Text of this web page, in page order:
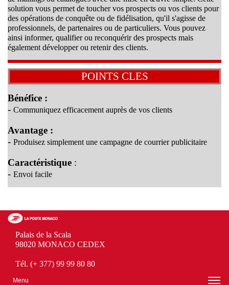
solution vous permet de toucher vos prospects ou vos clients pour
des opérations de conquête ou de fidélisation, qu'il s'agisse de
professionnels, de partenaires ou de particuliers. Vous pouvez
ainsi informer, qualifier ou reconquérir des prospects mais
également développer ou retenir des clients.
POINTS CLES
Bénéfice :
- Communiquez efficacement auprès de vos clients
Avantage :
- Produisez simplement une campagne de courrier publicitaire
Caractéristique :
- Envoi facile
Palais de la Scala
98020 MONACO CEDEX
Tél. (+ 377) 99 99 80 80
Menu